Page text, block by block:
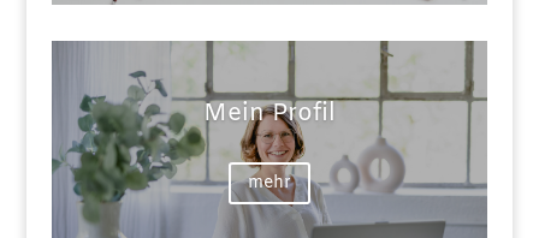
Mein Profil
mehr